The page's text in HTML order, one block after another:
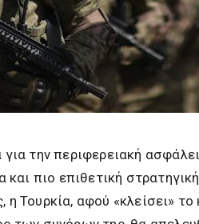
για την περιφερειακή
και πιο επιθετική
Τουρκία, αφού «κλείσει» το